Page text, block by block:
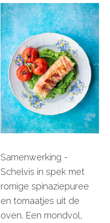
Samenwerking -
Schelvis in spek met
romige spinaziepuree
en tomaatjes uit de
oven. Een mondvol,